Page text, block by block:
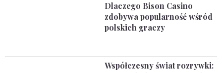
Dlaczego Bison Casino
zdobywa popularność wśród
polskich graczy
Współczesny świat rozrywki: